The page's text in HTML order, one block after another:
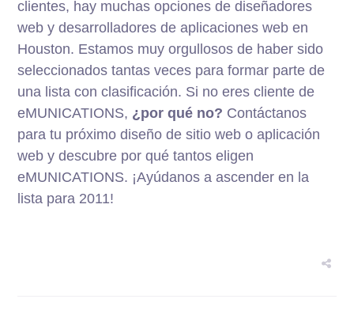
clientes, hay muchas opciones de diseñadores
web y desarrolladores de aplicaciones web en
Houston. Estamos muy orgullosos de haber sido
seleccionados tantas veces para formar parte de
una lista con clasificación. Si no eres cliente de
eMUNICATIONS, ¿por qué no? Contáctanos
para tu próximo diseño de sitio web o aplicación
web y descubre por qué tantos eligen
eMUNICATIONS. ¡Ayúdanos a ascender en la
lista para 2011!